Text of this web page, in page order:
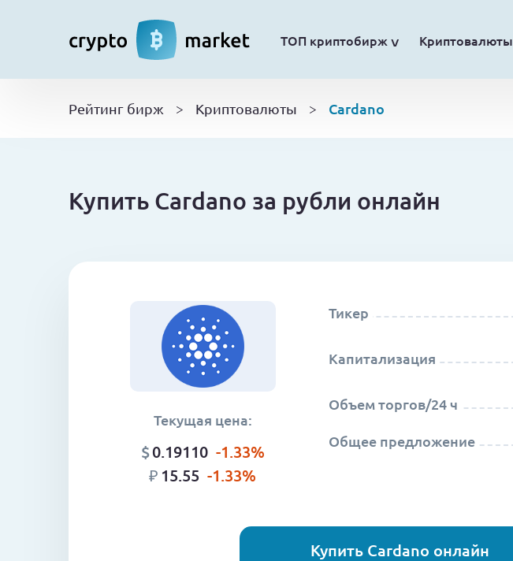
ТОП криптобирж Криптовалюты
Рейтинг бирж > Криптовалюты > Cardano
Купить Cardano за рубли онлайн
Текущая цена:
$0.19110 -1.33%
₽ 15.55 -1.33%
Тикер
Капитализация
Объем торгов/24 ч
Общее предложение
Купить Cardano онлайн